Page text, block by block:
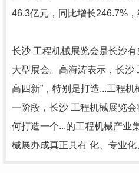
46.3亿元，同比增长246.7%，
长沙 工程机械展览会是长沙
大型展会。高海涛表示，长沙
高四新”，特别是打造...工程
一阶段，长沙 工程机械展览会
何打造一个...的工程机械产业
械展办成真正具有 化、专业